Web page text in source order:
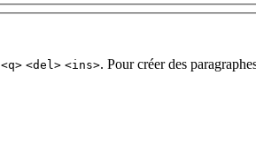
<q> <del> <ins>. Pour créer des